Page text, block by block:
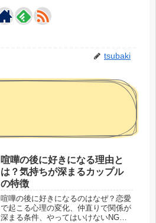
tsubaki
喧嘩の後に好きになる理由と
は？気持ちが深まるカップル
の特徴
喧嘩の後に好きになるのはなぜ？恋愛
で起こる心理の変化、仲直りで関係が
深まる条件、やってはいけないNG行